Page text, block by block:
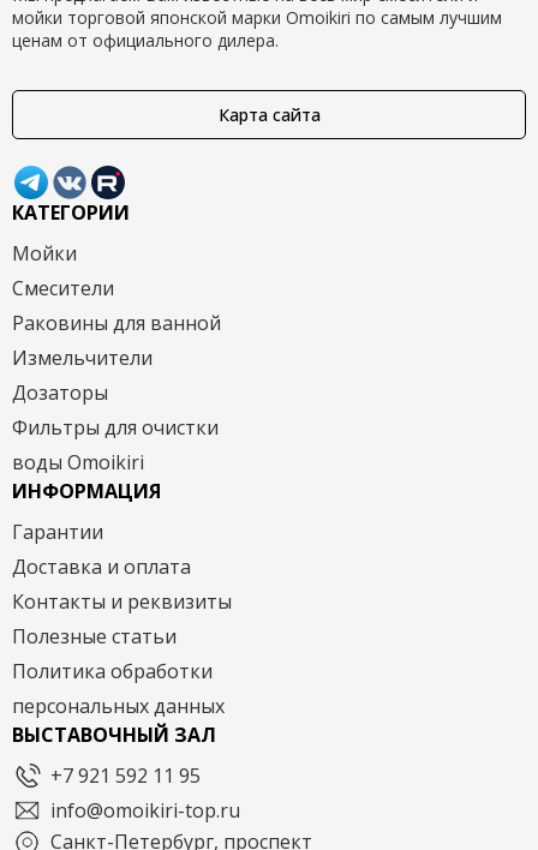
мойки торговой японской марки Omoikiri по самым лучшим
ценам от официального дилера.
Карта сайта
КАТЕГОРИИ
Мойки
Смесители
Раковины для ванной
Измельчители
Дозаторы
Фильтры для очистки
воды Omoikiri
ИНФОРМАЦИЯ
Гарантии
Доставка и оплата
Контакты и реквизиты
Полезные статьи
Политика обработки
персональных данных
ВЫСТАВОЧНЫЙ ЗАЛ
+7 921 592 11 95
info@omoikiri-top.ru
Санкт-Петербург, проспект